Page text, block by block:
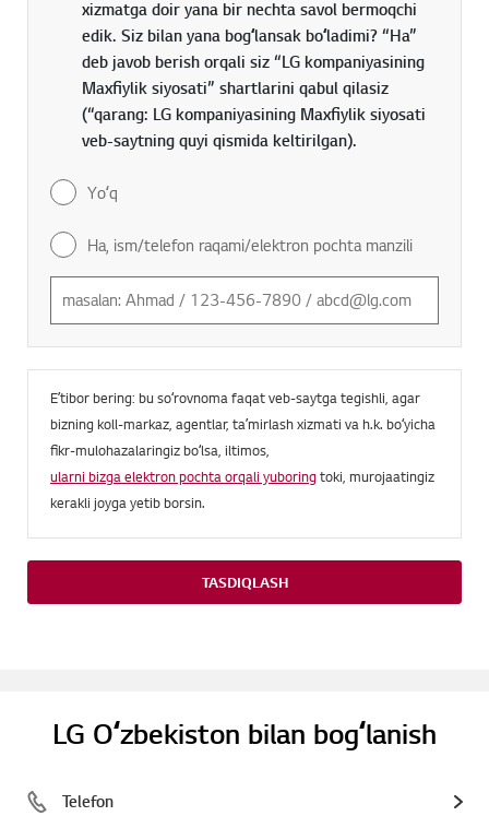
xizmatga doir yana bir nechta savol bermoqchi
edik. Siz bilan yana bogʻlansak boʻladimi? “Ha”
deb javob berish orqali siz “LG kompaniyasining
Maxfiylik siyosati” shartlarini qabul qilasiz
(“qarang: LG kompaniyasining Maxfiylik siyosati
veb-saytning quyi qismida keltirilgan).
Yoʻq
Ha, ism/telefon raqami/elektron pochta manzili
Eʼtibor bering: bu soʻrovnoma faqat veb-saytga tegishli, agar
bizning koll-markaz, agentlar, taʼmirlash xizmati va h.k. boʻyicha
fikr-mulohazalaringiz boʻlsa, iltimos,
ularni bizga elektron pochta orqali yuboringtoki, murojaatingiz
kerakli joyga yetib borsin.
TASDIQLASH
LG Oʻzbekiston bilan bogʻlanish
Telefon